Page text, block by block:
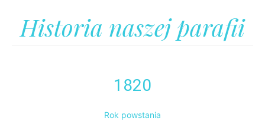
Historia naszej parafii
1820
Rok powstania